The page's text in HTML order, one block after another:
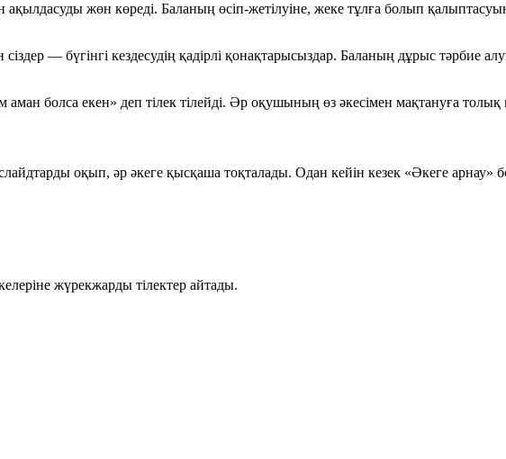
ақылдасуды жөн көреді. Баланың өсіп-жетілуіне, жеке тұлға болып
— бүгінгі кездесудің қадірлі қонақтарысыздар. Баланың дұрыс тәрбие
аман болса екен» деп тілек тілейді. Әр оқушының өз әкесімен мақтануға толық
оқып, әр әкеге қысқаша тоқталады. Одан кейін кезек «Әкеге арнау»
жүрекжарды тілектер айтады.